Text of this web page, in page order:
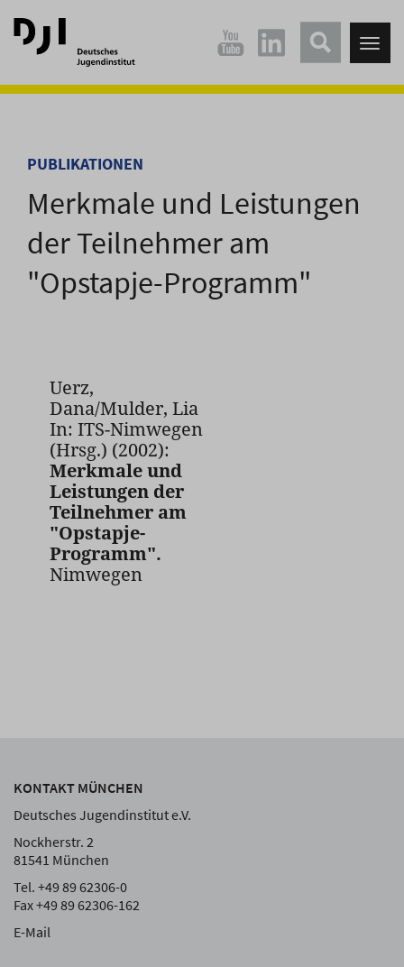
Direkt
zum
Hauptinhalt
Direkt
zum
Hauptmenü
PUBLIKATIONEN
Merkmale und Leistungen
der Teilnehmer am
"Opstapje-Programm"
Uerz,
Dana/Mulder, Lia
In: ITS-Nimwegen
(Hrsg.) (2002):
Merkmale und
Leistungen der
Teilnehmer am
"Opstapje-
Programm".
Nimwegen
KONTAKT MÜNCHEN
Deutsches Jugendinstitut e.V.
Nockherstr. 2
81541 München
Tel. +49 89 62306-0
Fax +49 89 62306-162
E-Mail